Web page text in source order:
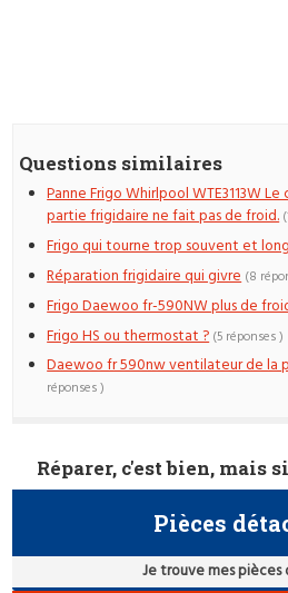
Questions similaires
Panne Frigo Whirlpool WTE3113W
partie frigidaire ne fait pas de froid.
Frigo qui tourne trop souvent et
Réparation frigidaire qui givre (8
Frigo Daewoo fr-590NW plus de
Frigo HS ou thermostat ? (5 réponses )
Daewoo fr 590nw ventilateur de la
réponses )
Réparer, c'est bien, mais
Pièces
Je trouve mes